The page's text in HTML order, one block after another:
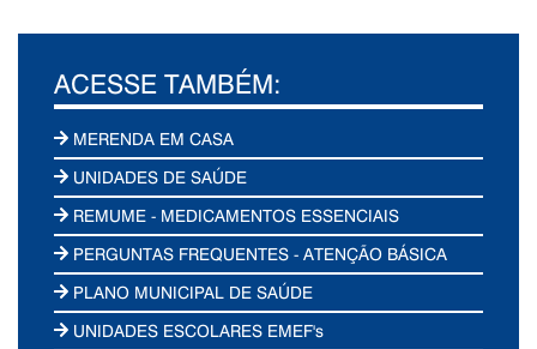
ACESSE TAMBÉM:
MERENDA EM CASA
UNIDADES DE SAÚDE
REMUME - MEDICAMENTOS ESSENCIAIS
PERGUNTAS FREQUENTES - ATENÇÃO BÁSICA
PLANO MUNICIPAL DE SAÚDE
UNIDADES ESCOLARES EMEF's